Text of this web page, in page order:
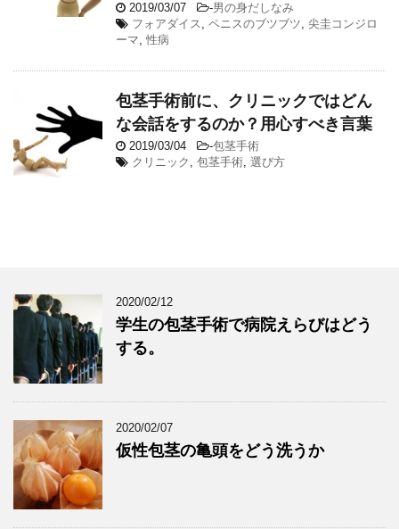
2019/03/07 -男の身だしなみ
フォアダイス , ペニスのブツブツ, 尖圭コンジロ
ーマ, 性病
包茎手術前に、クリニックではどん
な会話をするのか？用心すべき言葉
2019/03/04 -包茎手術
クリニック , 包茎手術, 選び方
2020/02/12
学生の包茎手術で病院えらびはどう
する。
2020/02/07
仮性包茎の亀頭をどう洗うか